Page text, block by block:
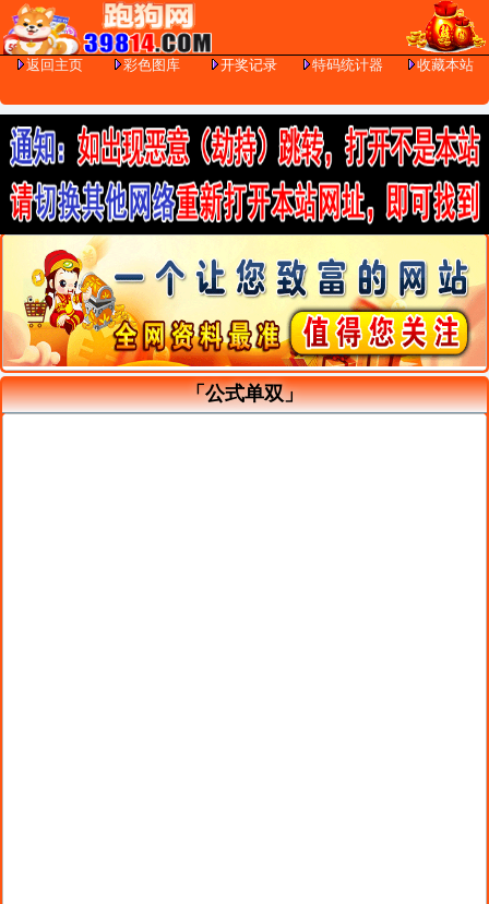
返回主页 彩色图库 开奖记录 特码统计器 收藏本站
「公式单双」